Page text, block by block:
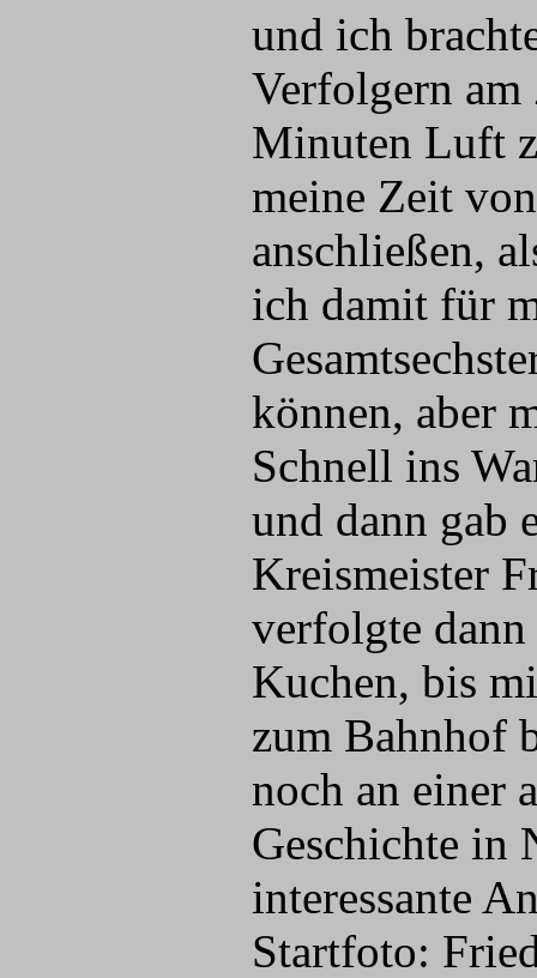
und ich
Verfolgern
Minuten Luft
meine Zeit
anschließen,
ich damit für
können, aber
Schnell ins
und dann gab
Kreismeister
verfolgte dann
Kuchen, bis
zum Bahnhof
noch an einer
Geschichte in
interessante
Startfoto: